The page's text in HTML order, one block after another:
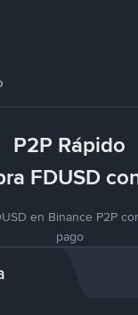
P2P Rápido
FDUSD
en Binance P2P
pago